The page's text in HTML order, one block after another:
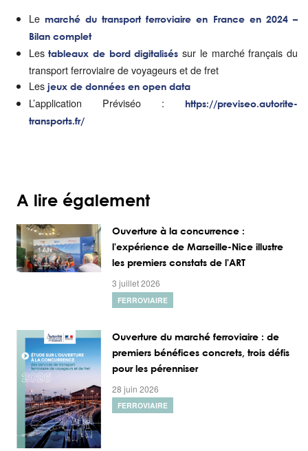
Le marché du transport ferroviaire en France en 2024 –
Bilan complet
Lestableaux de bord digitalisés sur le marché français du
transport ferroviaire de voyageurs et de fret
Les jeux de données en open data
L’application Préviséo :
https://previseo.autorite-
transports.fr/
A lire également
Ouverture à la concurrence :
l'expérience de Marseille-Nice illustre
les premiers constats de l'ART
3 juillet 2026
FERROVIAIRE
Ouverture du marché ferroviaire : de
premiers bénéfices concrets, trois défis
pour les pérenniser
28 juin 2026
FERROVIAIRE